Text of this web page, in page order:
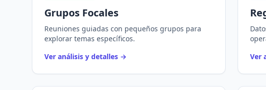
Grupos Focales
Reuniones guiadas con pequeños grupos para
explorar temas específicos.
Ver análisis y detalles →
Ver